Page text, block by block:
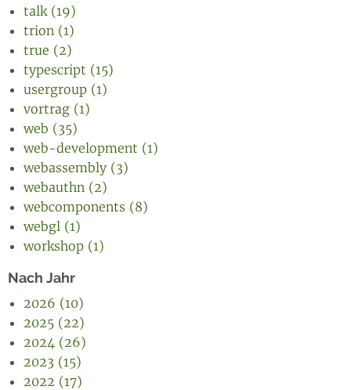
talk (19)
trion (1)
true (2)
typescript (15)
usergroup (1)
vortrag (1)
web (35)
web-development (1)
webassembly (3)
webauthn (2)
webcomponents (8)
webgl (1)
workshop (1)
Nach Jahr
2026 (10)
2025 (22)
2024 (26)
2023 (15)
2022 (17)